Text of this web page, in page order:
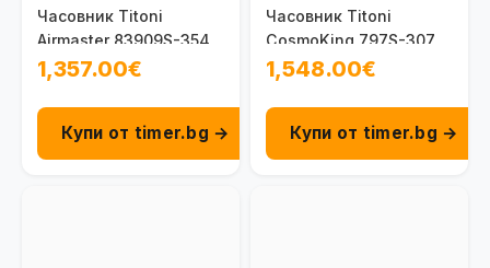
Часовник Titoni
Airmaster 83909S-354
1,357.00€
Купи от timer.bg →
Часовник Titoni
CosmoKing 797S-307
1,548.00€
Купи от timer.bg →